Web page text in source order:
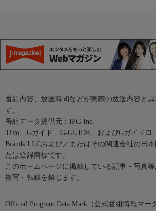
番組内容、放送時間などが実際の放送内容と
す。
番組データ提供元：IPG Inc.
TiVo、Gガイド、G-GUIDE、およびGガイドロ
Brands LLCおよび／またはその関連会社の日
たは登録商標です。
このホームページに掲載している記事・写真
複写・転載を禁じます。
Official Program Data Mark（公式番組情報マー